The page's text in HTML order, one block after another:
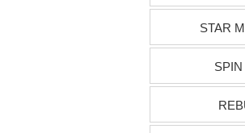
STAR